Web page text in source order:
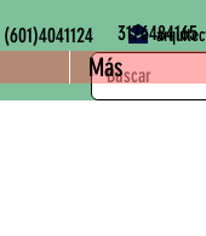
(601)4041124 3176484165
Más